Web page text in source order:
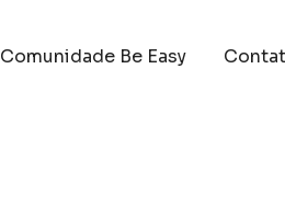
Comunidade Be Easy